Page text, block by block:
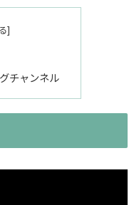
チャンネル